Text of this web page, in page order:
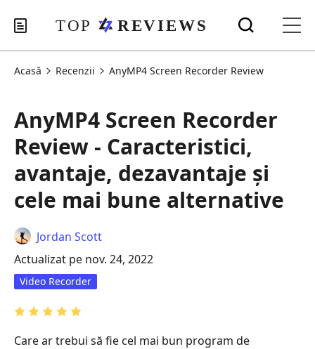
Acasă Recenzii AnyMP4 Screen Recorder Review
AnyMP4 Screen Recorder
Review - Caracteristici,
avantaje, dezavantaje și
cele mai bune alternative
Jordan Scott
Actualizat pe nov. 24, 2022
Video Recorder
Care ar trebui să fie cel mai bun program de